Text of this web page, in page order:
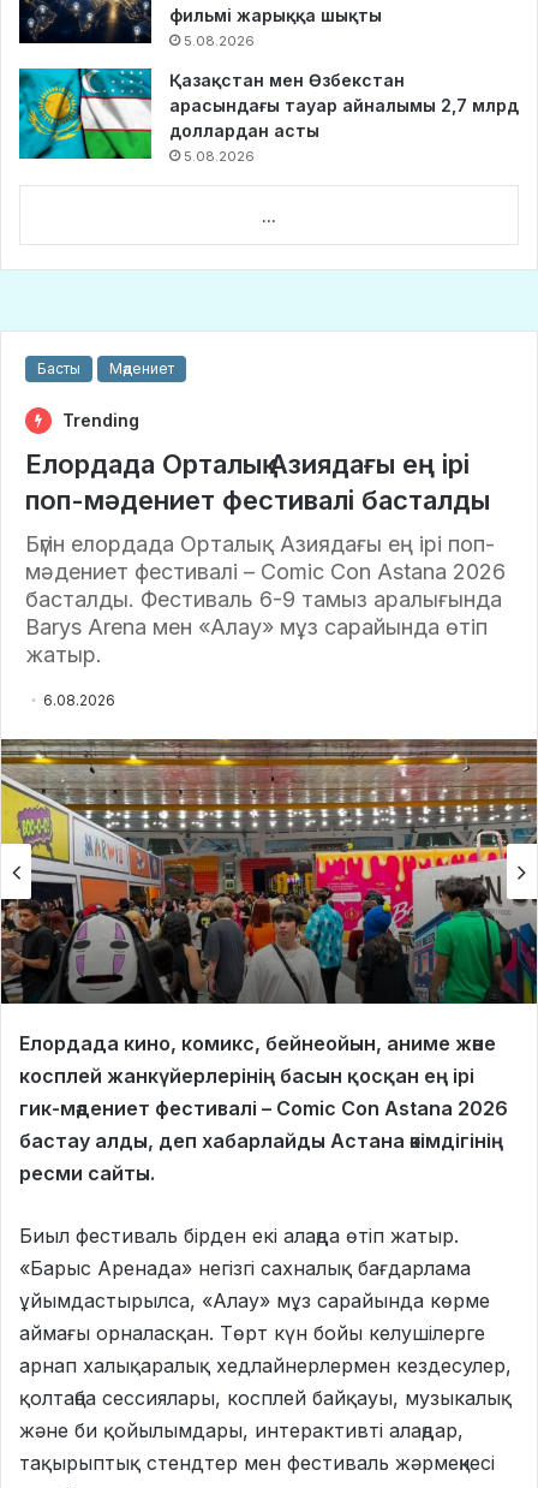
фильмі жарыққа шықты
5.08.2026
Қазақстан мен Өзбекстан
арасындағы тауар айналымы 2,7 млрд
доллардан асты
5.08.2026
...